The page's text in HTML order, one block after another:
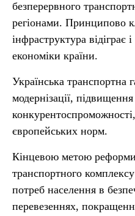
безперервного
регіонами. Принципово
інфраструктура
економіки країни.
Українська транспортна
модернізації,
європейських норм.
Кінцевою метою
транспортного
потреб населення в
перевезеннях,